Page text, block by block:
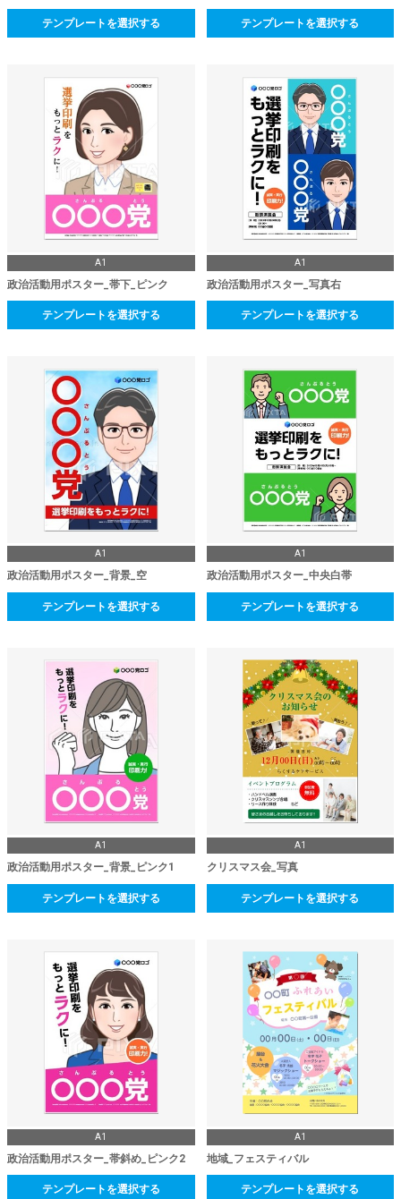
テンプレートを選択する テンプレートを選択する
A1
政治活動用ポスター_帯下_ピンク
テンプレートを選択する
A1
政治活動用ポスター_写真右
テンプレートを選択する
A1
政治活動用ポスター_背景_空
テンプレートを選択する
A1
政治活動用ポスター_中央白帯
テンプレートを選択する
A1
政治活動用ポスター_背景_ピンク1
テンプレートを選択する
A1
クリスマス会_写真
テンプレートを選択する
A1
政治活動用ポスター_帯斜め_ピンク2
テンプレートを選択する
A1
地域_フェスティバル
テンプレートを選択する